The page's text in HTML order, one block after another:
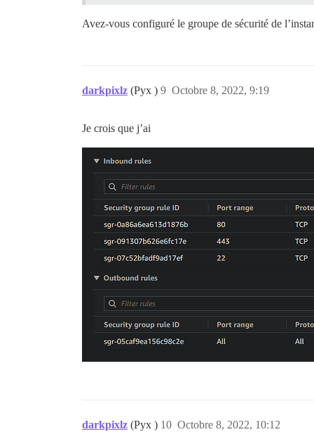
Avez-vous configuré le groupe de sécurité de
darkpixlz (Pyx ) Octobre 8, 2022, 9:19
9
Je crois que j’ai
darkpixlz (Pyx ) Octobre 8, 2022, 10:12
10